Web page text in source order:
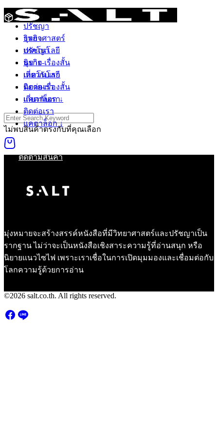
Skip
to
content
วิทยาศาสตร์
ปรัชญา
ธุรกิจ
เทคโนโลยี
นิยาย-เรื่องสั้น
เกี่ยวกับเรา
ติดต่อเรา
แคตาล็อก ↓
0
ติดตามสินค้า
วิทยาศาสตร์
ปรัชญา
ธุรกิจ
เทคโนโลยี
นิยาย-เรื่องสั้น
เกี่ยวกับเรา
ติดต่อเรา
แคตาล็อก ↓
Search
for:
ไม่พบสินค้าตรงกับที่คุณเลือก
มุ่งหมายจะสร้างสรรค์หนังสือที่มีวิทยาศาสตร์และปรัชญาเป็น
รากฐาน ไม่ว่าจะเป็นหนังสือเชิงสาระความรู้ที่อ่านสนุก หรือ
นิยายแนวไซไฟ เพราะเราเชื่อในการเปิดมุมมองและเชื่อมต่อกับ
โลกความรู้ด้วยการอ่าน
©2026 salt.co.th. All rights reserved.